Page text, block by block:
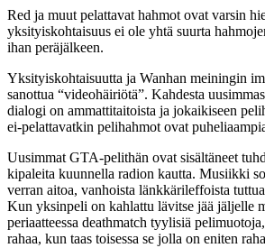
Red ja muut pelattavat hahmot ovat varsin
yksityiskohtaisuus ei ole yhtä suurta
ihan peräjälkeen.
Yksityiskohtaisuutta ja Wanhan meiningin
sanottua “videohäiriötä”. Kahdesta
dialogi on ammattitaitoista ja jokaikiseen
ei-pelattavatkin pelihahmot ovat
Uusimmat GTA-pelithän ovat sisältäneet
kipaleita kuunnella radion kautta. Musiikki
verran aitoa, vanhoista länkkärileffoista
Kun yksinpeli on kahlattu lävitse jää jäljelle
periaatteessa deathmatch tyylisiä
rahaa, kun taas toisessa se jolla on eniten